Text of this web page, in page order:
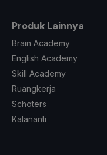
Produk Lainnya
Brain Academy
English Academy
Skill Academy
Ruangkerja
Schoters
Kalananti